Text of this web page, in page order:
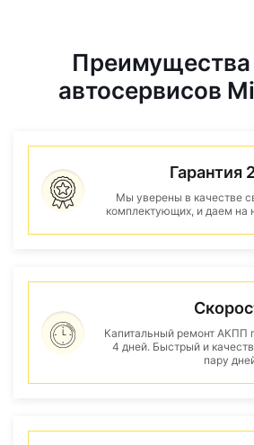
автосервисов
Гарантия
Мы уверены в качестве
комплектующих, и даем на
Капитальный ремонт АКПП
4 дней. Быстрый и
пару